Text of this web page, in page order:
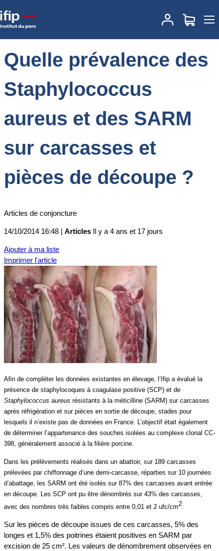
Accueil
Quelle prévalence des Staphylococcus aureus
et des SARM sur carcasses et pièces de découpe ?
Quelle prévalence des
Staphylococcus
aureus et des SARM
sur carcasses et
pièces de découpe ?
Articles de conjoncture
14/10/2014 16:48 | Articles Il y a 4 ans et 17 jours
Ajouter à ma liste
Imprimer l'article
Afin de compléter les données existantes en élevage, l’Ifip a évalué la
présence de staphylocoques à coagulase positive (SCP) et de
Staphylococcus aureus résistants à la méticilline (SARM) sur carcasses
après réfrigération et sur pièces en sortie de découpe, stades pour
lesquels il n’existe pas de données en France. L’objectif était également
de déterminer l’appartenance des souches isolées au complexe clonal CC-
398, généralement associé à la filière porcine.
Dans les prélèvements réalisés dans un abattoir, sur 189 carcasses
prélevées par chiffonnage d’une demi-carcasse, réparties sur 10 journées
d’abattage, les SARM ont été isolés sur 87% des carcasses avant entrée
en découpe. Les SCP ont pu être dénombrés sur 43% des carcasses,
avec des nombres très faibles compris entre 0,01 et 2 ufc/cm2.
Sur les pièces de découpe issues de ces carcasses, 5% des
longes et 1,5% des poitrines étaient positives en SARM par
excision de 25 cm². Les valeurs de dénombrement observées en